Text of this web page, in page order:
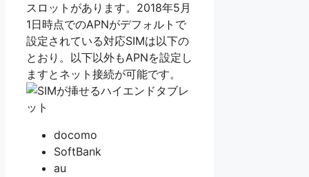
スロットがあります。2018年5月
1日時点でのAPNがデフォルトで
設定されている対応SIMは以下の
とおり。以下以外もAPNを設定し
ますとネット接続が可能です。
docomo
SoftBank
au